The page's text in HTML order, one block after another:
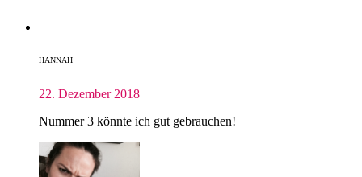
HANNAH
22. Dezember 2018
Nummer 3 könnte ich gut gebrauchen!